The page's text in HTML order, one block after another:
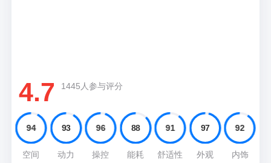
4.7 1445人参与评分
94
空间
93
动力
96
操控
88
能耗
91
舒适性
97
外观
92
内饰